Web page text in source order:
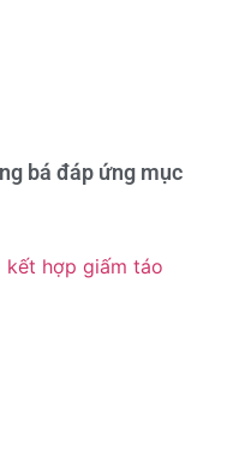
bá đáp ứng mục